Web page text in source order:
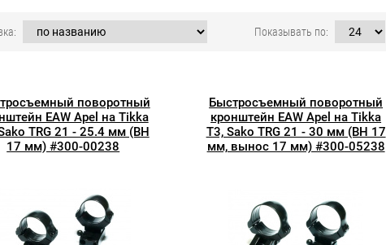
Показывать по:
поворотный
EAW Apel на Tikka
TRG 21 - 25.4 мм (BH
17 мм) #300-00238
Быстросъемный поворотный
кронштейн EAW Apel на Tikka
T3, Sako TRG 21 - 30 мм (BH 17
мм, вынос 17 мм) #300-05238